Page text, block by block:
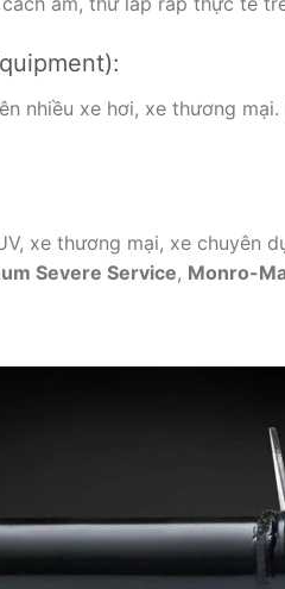
nhiều xe hơi, xe thương mại.
xe thương mại, xe chuyên
Severe Service, Monro-